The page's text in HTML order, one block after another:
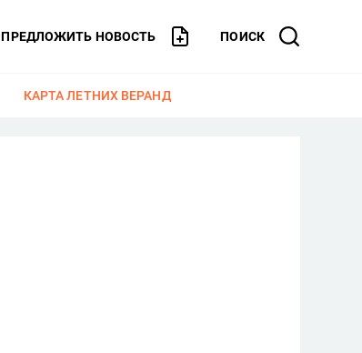
ПРЕДЛОЖИТЬ НОВОСТЬ ПОИСК
ЕЩЕ
КАРТА ЛЕТНИХ ВЕРАНД